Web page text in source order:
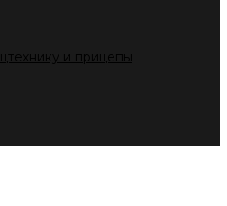
и прицепы